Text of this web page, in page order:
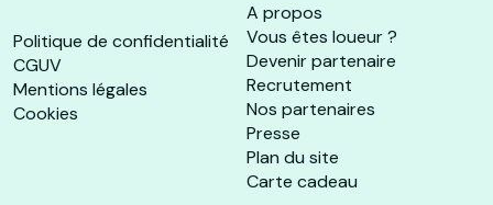
Politique de confidentialité
CGUV
Mentions légales
Cookies
A propos
Vous êtes loueur ?
Devenir partenaire
Recrutement
Nos partenaires
Presse
Plan du site
Carte cadeau